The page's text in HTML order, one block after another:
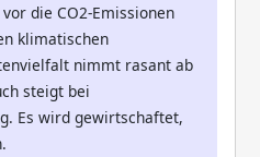
die CO2-Emissionen
klimatischen
nimmt rasant ab
steigt bei
Es wird gewirtschaftet,